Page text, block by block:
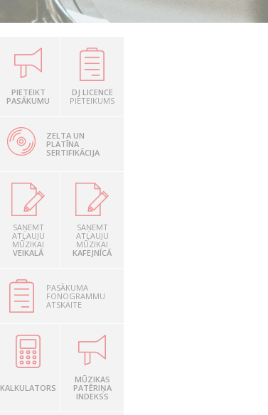
PIETEIKT
PASĀKUMU
DJ LICENCE
PIETEIKUMS
ZELTA UN
PLATĪNA
SERTIFIKĀCIJA
SAŅEMT
ATĻAUJU
MŪZIKAI
VEIKALĀ
SAŅEMT
ATĻAUJU
MŪZIKAI
KAFEJNĪCĀ
PASĀKUMA
FONOGRAMMU
ATSKAITE
KALKULATORS
MŪZIKAS
PATĒRIŅA
INDEKSS